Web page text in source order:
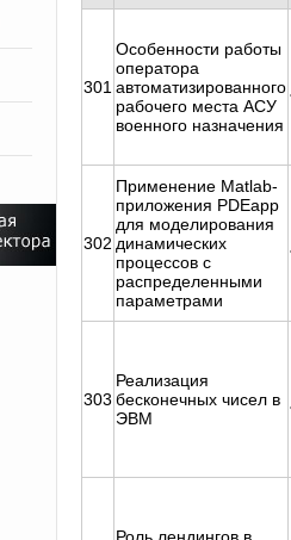
301
Особенности работы
оператора
автоматизированного
рабочего места АСУ
военного назначения
302
Применение Matlab-
приложения PDEapp
для моделирования
динамических
процессов с
распределенными
параметрами
303
Реализация
бесконечных чисел в
ЭВМ